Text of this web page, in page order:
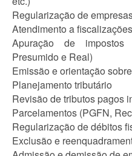
Regularização de
Atendimento a
Apuração de
Presumido e Real)
Emissão e orientação
Planejamento tributário
Revisão de tributos pagos
Parcelamentos (PGFN,
Regularização de débitos
Exclusão e